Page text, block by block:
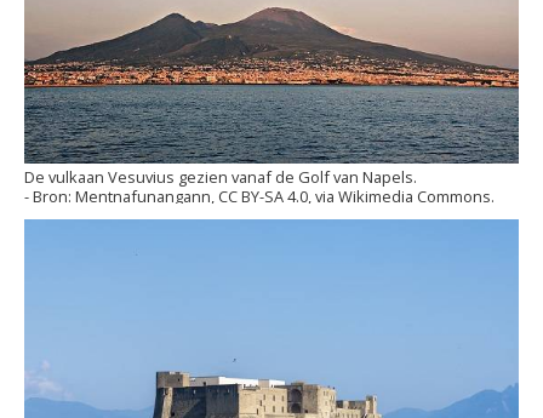
De vulkaan Vesuvius gezien vanaf de Golf van Napels.
Mentnafunangann, CC BY-SA 4.0, via Wikimedia Commons.